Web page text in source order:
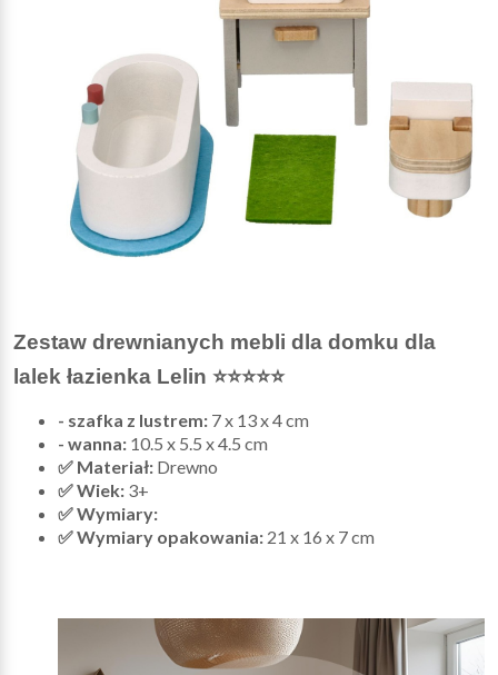
Zestaw drewnianych mebli dla domku dla
lalek łazienka Lelin ⭐⭐⭐⭐⭐
- szafka z lustrem: 7 x 13 x 4 cm
- wanna: 10.5 x 5.5 x 4.5 cm
✅ Materiał: Drewno
✅ Wiek: 3+
✅ Wymiary:
✅ Wymiary opakowania: 21 x 16 x 7 cm